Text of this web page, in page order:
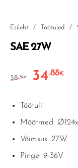
Esileht / Töötuled /
SAE 27W
38 .76€ Algne hind
34.88€
Töötuli
Mõõtmed:
Võimsus: 27W
Pinge: 9-36V